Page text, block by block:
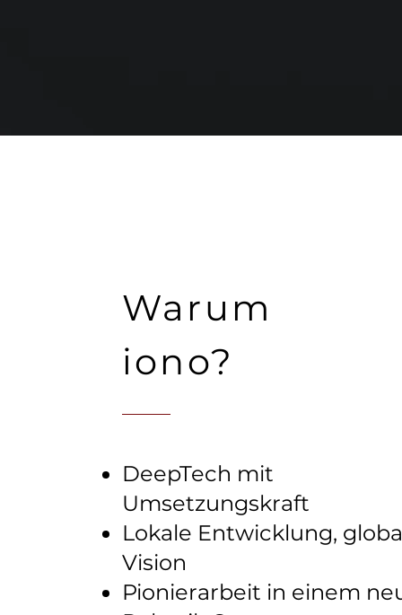
Warum
iono?
DeepTech mit
Umsetzungskraft
Lokale Entwicklung,
Vision
Pionierarbeit in einem